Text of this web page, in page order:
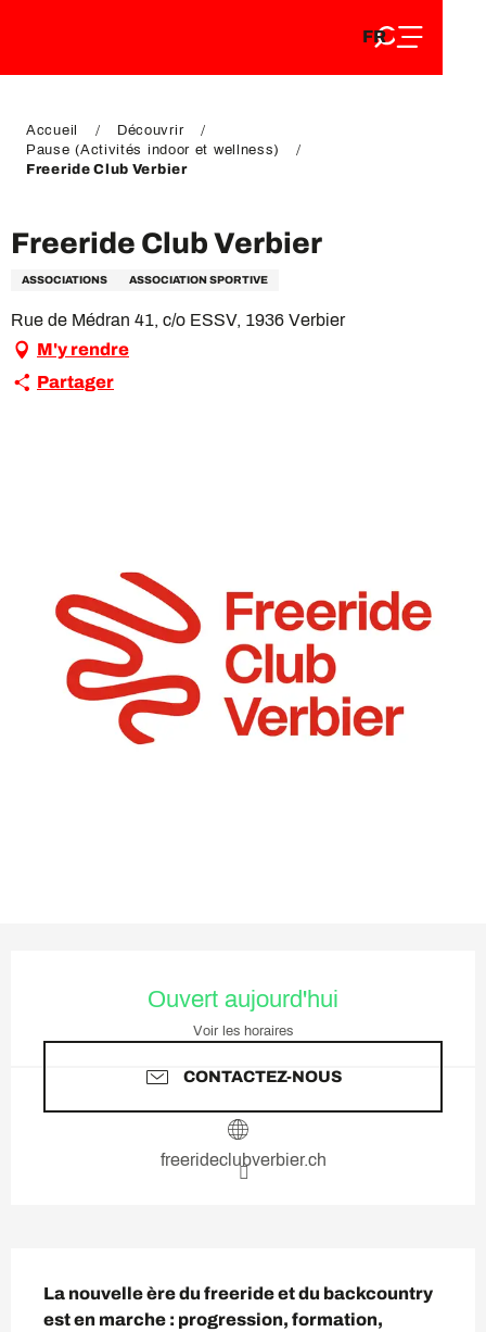
DE
FR
EN
Accueil
Découvrir
Pause (Activités indoor et wellness)
Freeride Club Verbier
Freeride Club Verbier
ASSOCIATIONS ASSOCIATION SPORTIVE
Rue de Médran 41, c/o ESSV, 1936 Verbier
M'y rendre
Partager
Ouvert aujourd'hui
Voir les horaires
CONTACTEZ-NOUS
freerideclubverbier.ch
La nouvelle ère du freeride et du backcountry
est en marche : progression, formation,